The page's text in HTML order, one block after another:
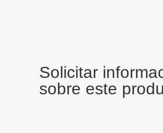
Solicitar
sobre este